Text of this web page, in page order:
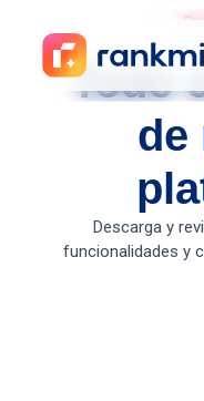
Todo
de
Descarga y
funcionalidades y